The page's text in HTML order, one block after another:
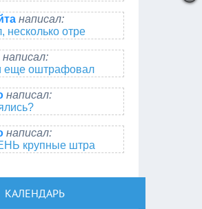
написал:
несколько отре
написал:
еще оштрафовал
написал:
написал:
крупные штра
КАЛЕНДАРЬ